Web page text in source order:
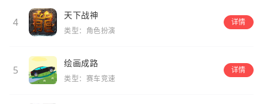
4
天下战神
类型：角色扮演
详情
5
绘画成路
类型：赛车竞速
详情